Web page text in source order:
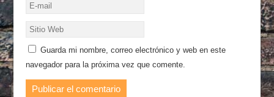
Guarda mi nombre, correo electrónico y web en este
navegador para la próxima vez que comente.